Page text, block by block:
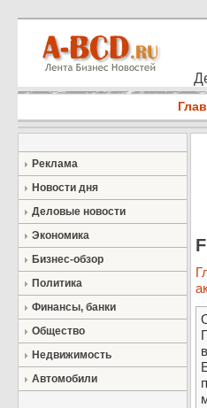
Реклама
Новости дня
Деловые новости
Экономика
Бизнес-обзор
Политика
Финансы, банки
Общество
Недвижимость
Автомобили